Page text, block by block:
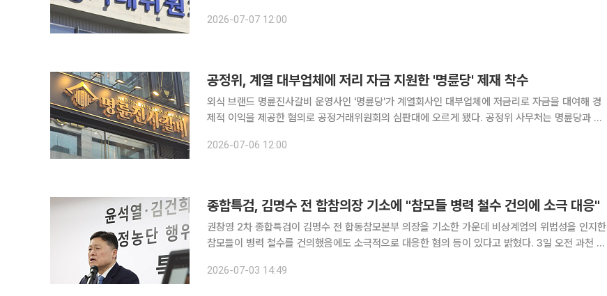
전분당 제조 및 판매사업자들의 위반 혐의와 제재 의견을 담은 심
2026-07-07 12:00
공정위, 계열 대부업체에 저리 자금 지원한 '명륜당' 제재 착수
외식 브랜드 명륜진사갈비 운영사인 '명륜당'가 계열회사인 대부업체에 저금리로 자금을 대여해 경
제적 이익을 제공한 혐의로 공정거래위원회의 심판대에 오르게 됐다. 공정위 사무처는 명륜당과 계
2026-07-06 12:00
종합특검, 김명수 전 합참의장 기소에 "참모들 병력 철수 건의에 소극 대응"
권창영 2차 종합특검이 김명수 전 합동참모본부 의장을 기소한 가운데 비상계엄의 위법성을 인지한
참모들이 병력 철수를 건의했음에도 소극적으로 대응한 혐의 등이 있다고 밝혔다. 3일 오전 과천 특
더 용기를 냈다면 계엄 상황이 조기에 종료되거나 막힐 수도 있었을 것
2026-07-03 14:49